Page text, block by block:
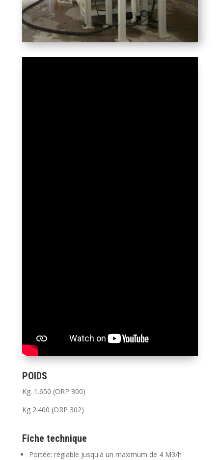
POIDS
Kg. 1.650 (ORP 300)
Kg 2.400 (ORP 302)
Fiche technique
Portée: réglable jusqu'à un maximum de 4 M3/h